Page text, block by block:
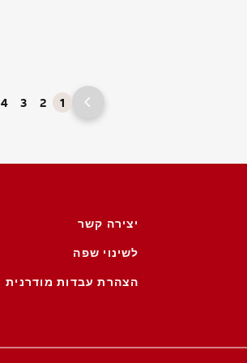
1
2
3
4
יצירה קשר
לשינוי שפה
הצהרת עבדות מודרנית